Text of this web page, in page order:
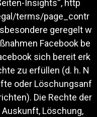
Insights“, http
terms/page_contr
geregelt w
Facebook be
sich bereit erk
zu erfüllen (d. h. N
oder Löschungsanf
Die Rechte der
Löschung,